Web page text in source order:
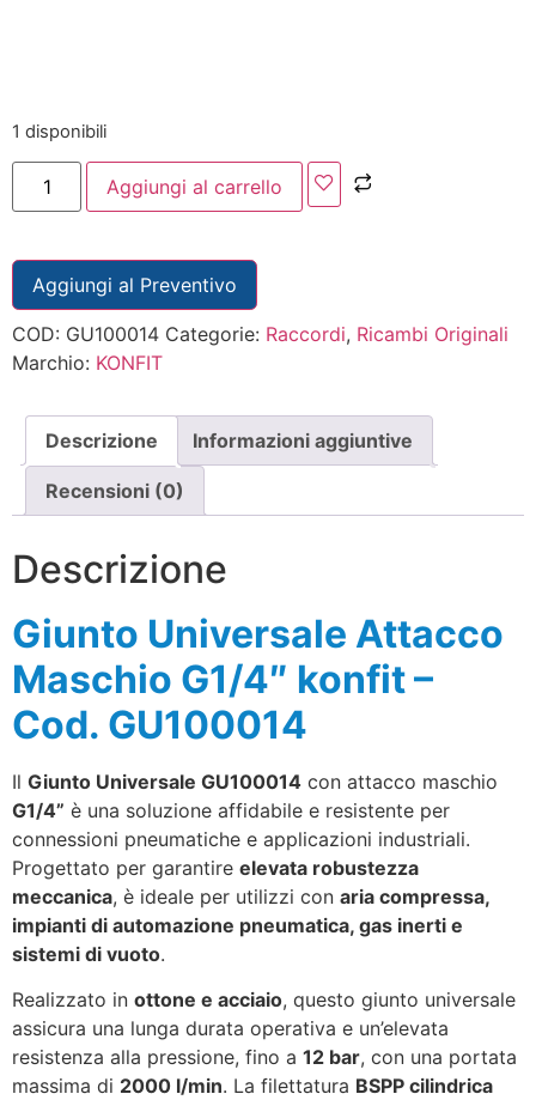
1 disponibili
Aggiungi al carrello
Aggiungi al Preventivo
COD: GU100014 Categorie: Raccordi, Ricambi Originali
Marchio: KONFIT
Descrizione Informazioni aggiuntive
Recensioni (0)
Descrizione
Giunto Universale Attacco
Maschio G1/4″ konfit –
Cod. GU100014
Il Giunto Universale GU100014 con attacco maschio
G1/4” è una soluzione affidabile e resistente per
connessioni pneumatiche e applicazioni industriali.
Progettato per garantire elevata robustezza
meccanica, è ideale per utilizzi con aria compressa,
impianti di automazione pneumatica, gas inerti e
sistemi di vuoto.
Realizzato in ottone e acciaio, questo giunto universale
assicura una lunga durata operativa e un’elevata
resistenza alla pressione, fino a 12 bar, con una portata
massima di 2000 l/min. La filettatura BSPP cilindrica